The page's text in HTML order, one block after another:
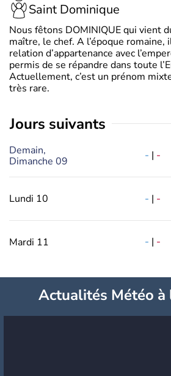
Saint Dominique
Nous fêtons DOMINIQUE qui vient
maître, le chef. A l’époque romaine,
relation d’appartenance avec
permis de se répandre dans toute
Actuellement, c’est un prénom
très rare.
jours suivants
Demain,
Dimanche 09
- | -
Lundi 10 - | -
Mardi 11 - | -
Actualités Météo